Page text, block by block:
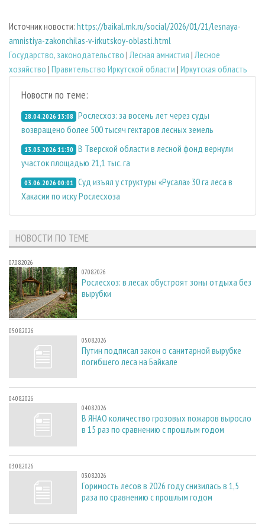
Источник новости: https://baikal.mk.ru/social/2026/01/21/lesnaya-
amnistiya-zakonchilas-v-irkutskoy-oblasti.html
Государство, законодательство | Лесная амнистия | Лесное
хозяйство | Правительство Иркутской области | Иркутская область
Новости по теме:
28.04.2026 13:08 Рослесхоз: за восемь лет через суды
возвращено более 500 тысяч гектаров лесных земель
13.05.2026 11:30 В Тверской области в лесной фонд вернули
участок площадью 21,1 тыс. га
03.06.2026 00:01 Суд изъял у структуры «Русала» 30 га леса в
Хакасии по иску Рослесхоза
НОВОСТИ ПО ТЕМЕ
07.08.2026
07.08.2026
Рослесхоз: в лесах обустроят зоны отдыха без
вырубки
05.08.2026
05.08.2026
Путин подписал закон о санитарной вырубке
погибшего леса на Байкале
04.08.2026
04.08.2026
В ЯНАО количество грозовых пожаров выросло
в 15 раз по сравнению с прошлым годом
03.08.2026
03.08.2026
Горимость лесов в 2026 году снизилась в 1,5
раза по сравнению с прошлым годом